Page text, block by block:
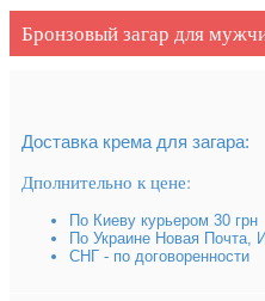
Бронзовый загар для
Доставка крема для загара:
Дполнительно к цене:
По Киеву курьером 30 грн
По Украине Новая Почта,
СНГ - по договоренности